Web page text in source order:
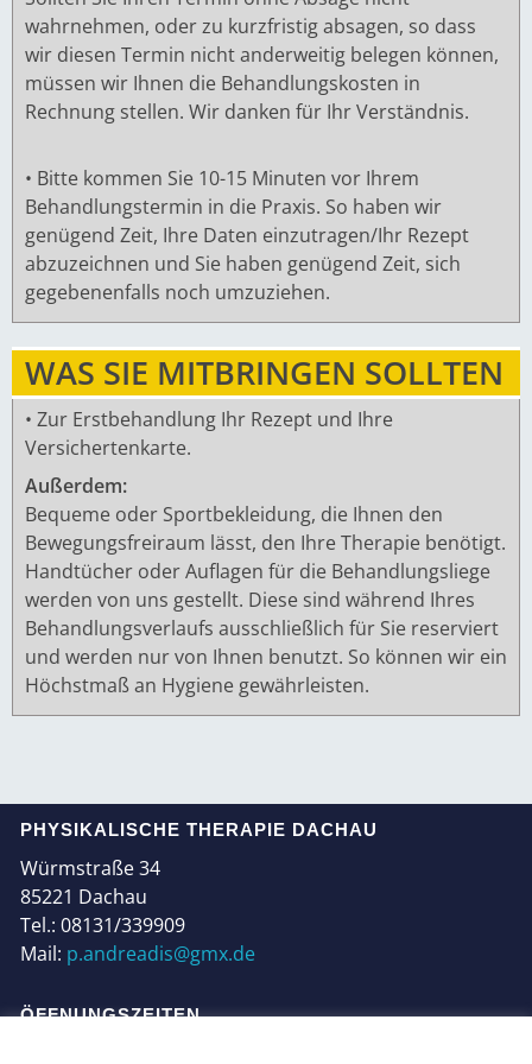
bei kurzzeitiger Anwendung, bei längerer Einwirkung
Lockerung von Verkrampfungen, Senken der
Muskelaktivität; Schmerzlinderung durch Dämpfung
der Nervenaktivität und Durchblutungsreduktion;
und Entzündungen; Rheuma,
Bindegewebserkrankungen, Fiebersenkung, Spasmen
wahrnehmen, oder zu kurzfristig absagen, so dass
wir diesen Termin nicht anderweitig belegen können,
müssen wir Ihnen die Behandlungskosten in
Rechnung stellen. Wir danken für Ihr Verständnis.
• Bitte kommen Sie 10-15 Minuten vor Ihrem
Behandlungstermin in die Praxis. So haben wir
genügend Zeit, Ihre Daten einzutragen/Ihr Rezept
abzuzeichnen und Sie haben genügend Zeit, sich
gegebenenfalls noch umzuziehen.
WAS SIE MITBRINGEN SOLLTEN
• Zur Erstbehandlung Ihr Rezept und Ihre
Versichertenkarte.
Außerdem:
Bequeme oder Sportbekleidung, die Ihnen den
Bewegungsfreiraum lässt, den Ihre Therapie benötigt.
Handtücher oder Auflagen für die Behandlungsliege
werden von uns gestellt. Diese sind während Ihres
Behandlungsverlaufs ausschließlich für Sie reserviert
und werden nur von Ihnen benutzt. So können wir ein
Höchstmaß an Hygiene gewährleisten.
PHYSIKALISCHE THERAPIE DACHAU
Würmstraße 34
85221 Dachau
Tel.: 08131/339909
Mail: p.andreadis@gmx.de
ÖFFNUNGSZEITEN